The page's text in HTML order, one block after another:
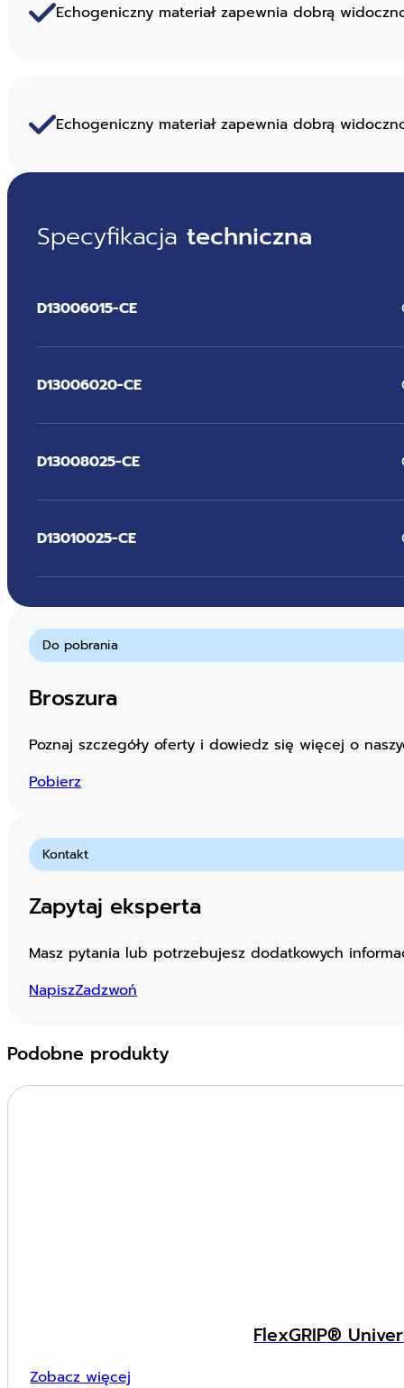
Echogeniczny materiał zapewnia dobrą
Echogeniczny materiał zapewnia dobrą
Specyfikacja techniczna
D13006015-CE
D13006020-CE
D13008025-CE
D13010025-CE
Do pobrania
Broszura
Poznaj szczegóły oferty i dowiedz się więcej o
Pobierz
Kontakt
Zapytaj eksperta
Masz pytania lub potrzebujesz dodatkowych
NapiszZadzwoń
Podobne produkty
FlexGRIP®
Zobacz więcej